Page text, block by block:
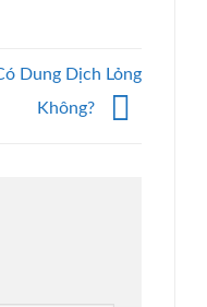
Dung Dịch Lỏng
Không?